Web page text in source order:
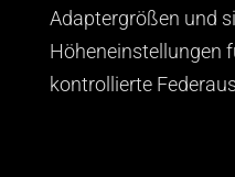
Adaptergrößen und
Höheneinstellungen
kontrollierte